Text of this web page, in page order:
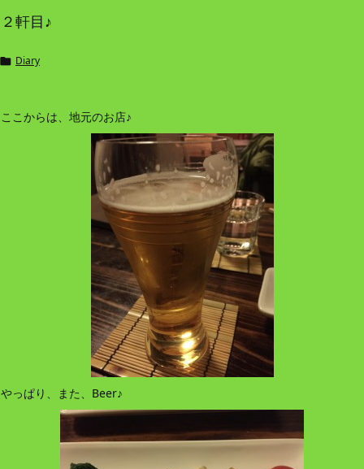
２軒目♪
 Diary
ここからは、地元のお店♪
やっぱり、また、Beer♪